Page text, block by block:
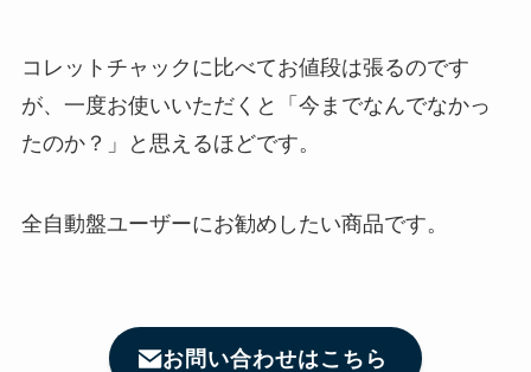
コレットチャックに比べてお値段は張るのです
が、一度お使いいただくと「今までなんでなかっ
たのか？」と思えるほどです。
全自動盤ユーザーにお勧めしたい商品です。
お問い合わせはこちら